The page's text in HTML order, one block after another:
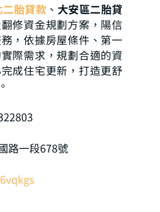
二胎貸款 、 大安區二胎貸
修資金規劃方案，陽信
，依據房屋條件、第一
際需求，規劃合適的資
成住宅更新，打造更舒
路一段678號